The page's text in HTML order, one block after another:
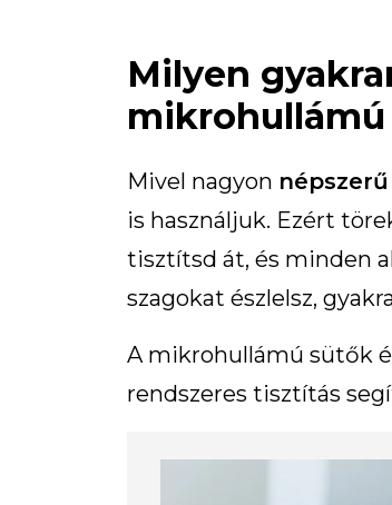
Milyen
Mivel nagyon népszerű
is használjuk. Ezért
tisztítsd át, és minden
szagokat észlelsz,
A mikrohullámú sütők
rendszeres tisztítás